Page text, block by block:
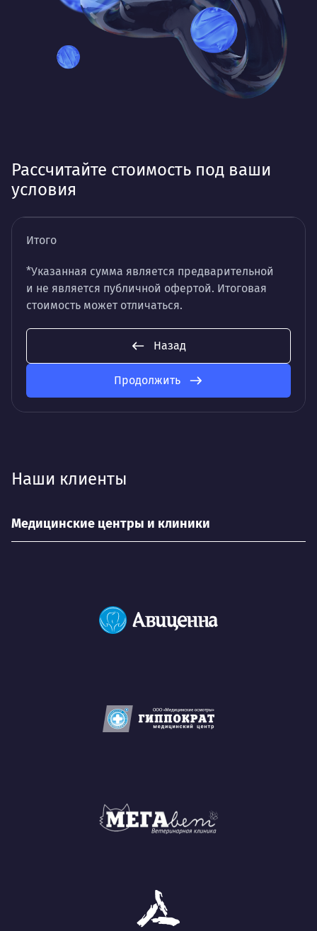
Рассчитайте стоимость под ваши
условия
Итого
*Указанная сумма является предварительной
и не является публичной офертой. Итоговая
стоимость может отличаться.
Назад
Продолжить
Наши клиенты
Медицинские центры и клиники